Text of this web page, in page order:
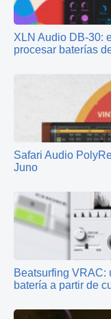
XLN Audio DB‑30:
procesar baterías
Safari Audio
Juno
Beatsurfing VRAC:
batería a partir de